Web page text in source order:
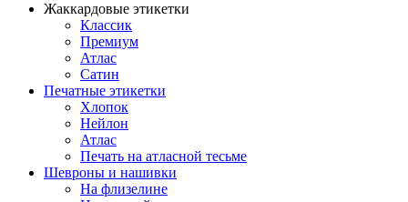
Жаккардовые этикетки
Классик
Премиум
Атлас
Сатин
Печатные этикетки
Хлопок
Нейлон
Атлас
Печать на атласной тесьме
Шевроны и нашивки
На флизелине